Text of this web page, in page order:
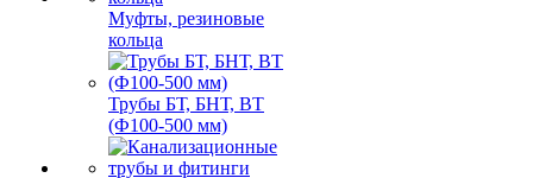
Муфты, резиновые
кольца
Трубы БТ, БНТ, ВТ
(Ф100-500 мм)